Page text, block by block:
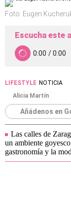
Foto: Eugen
Escucha este
LIFESTYLE NOTICIA
Alicia Martín
Añádenos en
Las calles de
un ambiente
gastronomía y la